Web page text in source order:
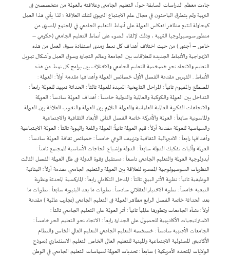
جاءت معظم الدراسات السابقة حول التعليم الجامعي وعلاقته بالعولمة من متخصصين في
التربية ولم يتطرق الباحثون في مجال علم الاجتماع التربوي لتلك العلاقة ؛ لذا يأتي هذا العمل
كمحاولة لتتبع مظاهر انعكاس العولمة على أنماط التعليم الجامعي في المجتمع المصري من
منظور سوسيولوجيا التربية ، وذلك لإلقاء الضوء على أنماط التعليم الجامعي (حكومي –
خاص – أجنبي ) من حيث اختلاف أهداف كل نمط ومدى استفادة سوق العمل من هذه
الازدواجية والأنماط الجديدة للعلاقات بين الجامعة وعالم التجارة وسوق العمل وأشكال تمويل
التعليم والاتجاه نحو خصخصة التعليم الجامعي والاختلاف بين برامج كل نمط من هذه
الأنماط . الفهرس مقدمة الفصل الأول خصائص العولمة وأهدافها مقدمة أولاً : العولمة :
المصطلح والمفهوم ثانياً : المراحل التاريخية الممهدة للعولمة ثالثاً : الحداثة تمهيد للعولمة رابعاً :
التداخل بين العولمة والكوكبة والعالمية والدولية خامساً : أهداف العولمة سادساً : العولمة
والاتجاهات الفكرية العالمية العلمانية والعولمة التلازم بين العولمة والتغريب العلاقة بين العولمة
والماسونية سابعاً : العولمة والأمركة خاتمة الفصل الثاني الأبعاد الثقافية والاجتماعية
والسياسية للعولمة مقدمة أولاً : قيم العولمة ثانياُ: العولمة واللغة والهوية ثالثاً : العولمة الاجتماعية
وأهدافها رابعاً : الامبريالية الثقافية وتزييف الوعي خامساً : خصائص ثقافة العولمة سادساً :
العولمة وآليات تفكيك الدولة سابعاً : الدولة وإشباع الحاجات الأساسية للمجتمع ثامناً :
أيدولوجية العولمة والتعليم الجامعي تاسعاً : مستقبل وقوة الدولة في ظل العولمة الفصل الثالث
النظريات السوسيولوجية المفسرة للعلاقة بين العولمة والتعليم الجامعي مقدمة أولاً : البنائية
الوظيفية ثانياً : نظرية الأثر البيئي ثالثاً : المدخل التكاملي رابعاً : الماركسية المحدثة ونظرية
التبعية خامساً : نظرية الاختيار العقلاني سادساً : نظريات ما بعد البنيوية سابعاً : نظريات ما
بعد الحداثة خاتمة الفصل الرابع مظاهر العولمة في التعليم الجامعي (تجارب عالمية ) مقدمة
أولاً : نشأة الجامعات وتطورها عالمياً ثانياً : أثر العولمة على التعليم الجامعي ثالثاً :
الاستراتيجيات الأكاديمية للحصول على الجدارة رابعاً : الاتجاه نحو التعليم الحر خامساً :
الجامعات الأجنبية سادساً : خصخصة التعليم الجامعي التعليم العالي الخاص والنظام
الأكاديمي المسئولية الاجتماعية والمهنية للتعليم العالي الخاص التعليم الاستثماري (نموذج
الولايات المتحدة الأمريكية ) سابعاً : تحديات العولمة لسياسات التعليم الجامعي في الوطن